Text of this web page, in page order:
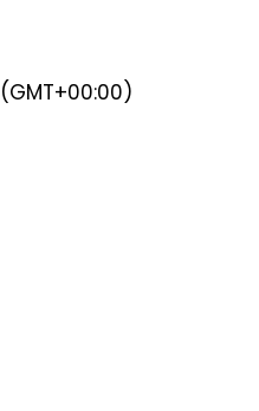
(GMT+00:00)